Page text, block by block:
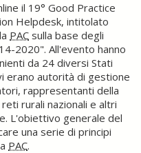
il 19° Good Practice
Helpdesk, intitolato
PAC sulla base degli
2020". All'evento hanno
da 24 diversi Stati
erano autorità di gestione
rappresentanti della
rurali nazionali e altri
L'obiettivo generale del
una serie di principi
PAC.